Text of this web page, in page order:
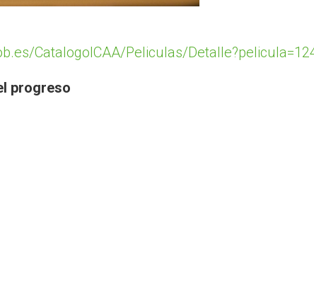
CatalogoICAA/Peliculas/
progreso